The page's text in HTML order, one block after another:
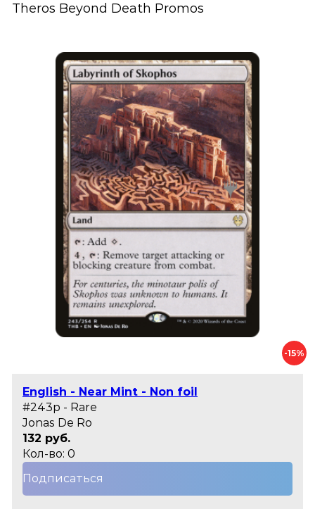
Theros Beyond Death Promos
-15%
English - Near Mint - Non foil
#243p - Rare
Jonas De Ro
132 руб.
Кол-во: 0
Подписаться